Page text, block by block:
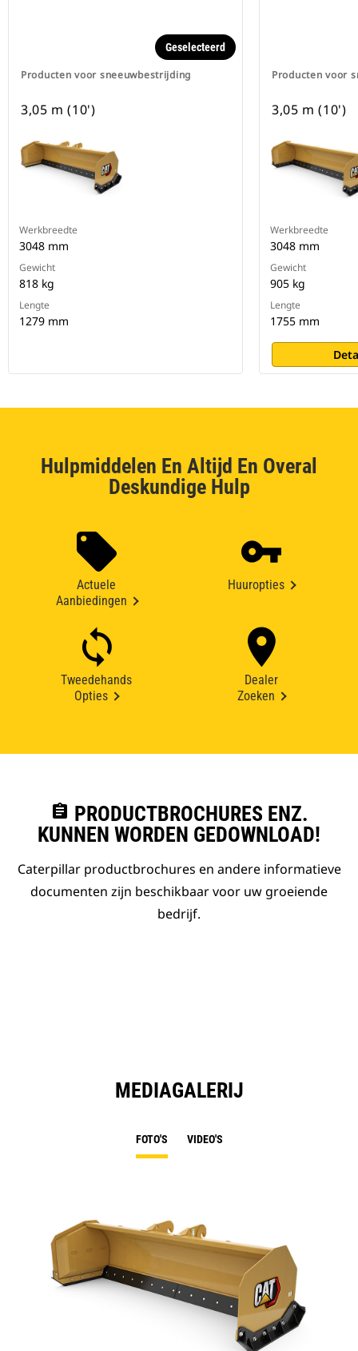
Producten voor sneeuwbestrijding
Geselecteerd
3,05 m (10')
Werkbreedte
3048 mm
Gewicht
818 kg
Lengte
1279 mm
Producten voor
3,05 m (10')
Werkbreedte
3048 mm
Gewicht
905 kg
Lengte
1755 mm
Hulpmiddelen En Altijd En Overal
Deskundige Hulp
Actuele
Aanbiedingen
Huuropties
Tweedehands
Opties
Dealer
Zoeken
assignment PRODUCTBROCHURES ENZ.
KUNNEN WORDEN GEDOWNLOAD!
Caterpillar productbrochures en andere informatieve
documenten zijn beschikbaar voor uw groeiende
bedrijf.
MEDIAGALERIJ
FOTO'S VIDEO'S